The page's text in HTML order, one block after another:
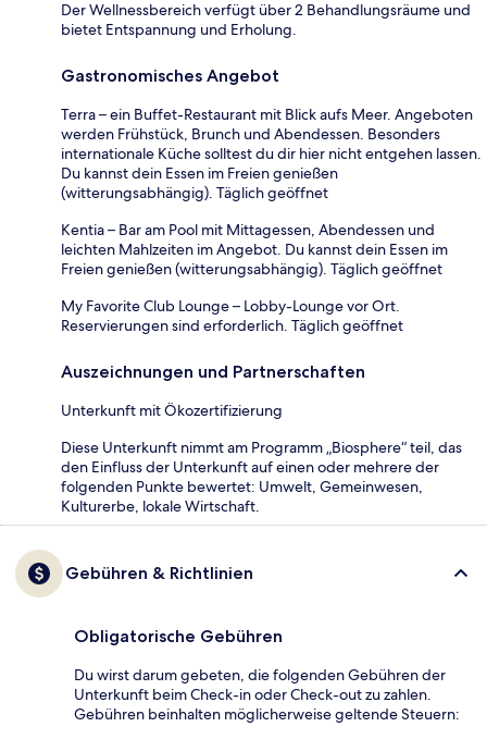
Der Wellnessbereich verfügt über 2 Behandlungsräume und
bietet Entspannung und Erholung.
Gastronomisches Angebot
Terra – ein Buffet-Restaurant mit Blick aufs Meer. Angeboten
werden Frühstück, Brunch und Abendessen. Besonders
internationale Küche solltest du dir hier nicht entgehen lassen.
Du kannst dein Essen im Freien genießen
(witterungsabhängig). Täglich geöffnet
Kentia – Bar am Pool mit Mittagessen, Abendessen und
leichten Mahlzeiten im Angebot. Du kannst dein Essen im
Freien genießen (witterungsabhängig). Täglich geöffnet
My Favorite Club Lounge – Lobby-Lounge vor Ort.
Reservierungen sind erforderlich. Täglich geöffnet
Auszeichnungen und Partnerschaften
Unterkunft mit Ökozertifizierung
Diese Unterkunft nimmt am Programm „Biosphere“ teil, das
den Einfluss der Unterkunft auf einen oder mehrere der
folgenden Punkte bewertet: Umwelt, Gemeinwesen,
Kulturerbe, lokale Wirtschaft.
Gebühren & Richtlinien
Obligatorische Gebühren
Du wirst darum gebeten, die folgenden Gebühren der
Unterkunft beim Check-in oder Check-out zu zahlen.
Gebühren beinhalten möglicherweise geltende Steuern: